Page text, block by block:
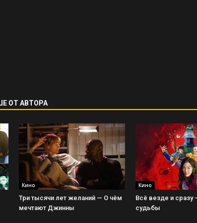
ОТ АВТОРА
Кино
Три тысячи лет желаний — О чём
мечтают Джинны
Кино
Всё везде и сразу
судьбы